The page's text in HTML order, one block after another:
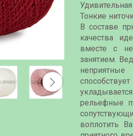
Тонкие
В составе
качества
вместе с
занятием.
рельефные
воплотить